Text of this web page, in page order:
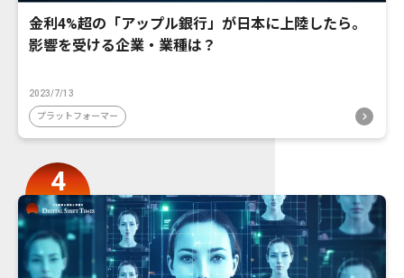
金利4%超の「アップル銀行」が日本に上陸したら。
影響を受ける企業・業種は？
2023/7/13
プラットフォーマー